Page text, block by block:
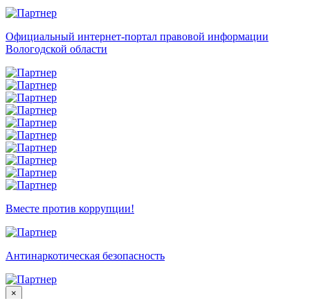
Официальный интернет-портал правовой информации
Вологодской области
Вместе против коррупции!
Антинаркотическая безопасность
×